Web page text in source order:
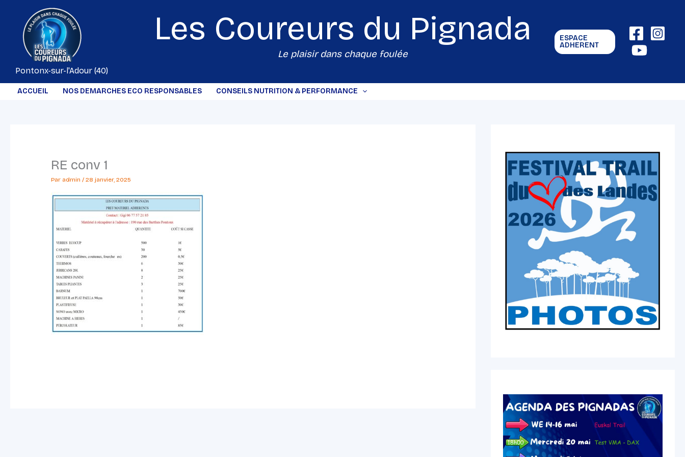
contenu
Pontonx-sur-l'Adour (40)
Les Coureurs du Pignada
Le plaisir dans chaque foulée
ESPACE
ADHERENT
ACCUEIL NOS DEMARCHES ECO RESPONSABLES CONSEILS NUTRITION & PERFORMANCE
RE conv 1
Par admin/28 janvier, 2025